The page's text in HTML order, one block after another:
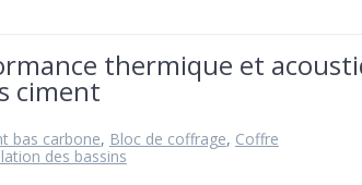
thermique et
ciment
bas carbone, Bloc de coffrage, Coffre
des bassins